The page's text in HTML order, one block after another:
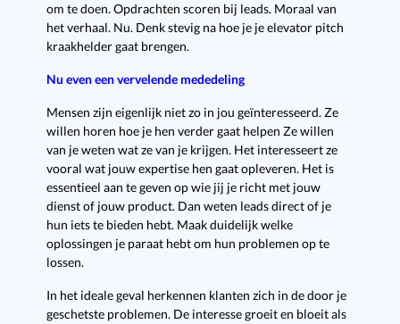
om te doen. Opdrachten scoren bij leads. Moraal van
het verhaal. Nu. Denk stevig na hoe je je elevator pitch
kraakhelder gaat brengen.
Nu even een vervelende mededeling
Mensen zijn eigenlijk niet zo in jou geïnteresseerd. Ze
willen horen hoe je hen verder gaat helpen Ze willen
van je weten wat ze van je krijgen. Het interesseert ze
vooral wat jouw expertise hen gaat opleveren. Het is
essentieel aan te geven op wie jij je richt met jouw
dienst of jouw product. Dan weten leads direct of je
hun iets te bieden hebt. Maak duidelijk welke
oplossingen je paraat hebt om hun problemen op te
lossen.
In het ideale geval herkennen klanten zich in de door je
geschetste problemen. De interesse groeit en bloeit als